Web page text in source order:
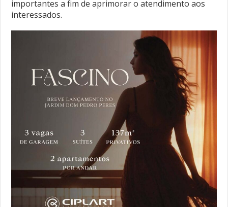
importantes a fim de aprimorar o atendimento aos
interessados.